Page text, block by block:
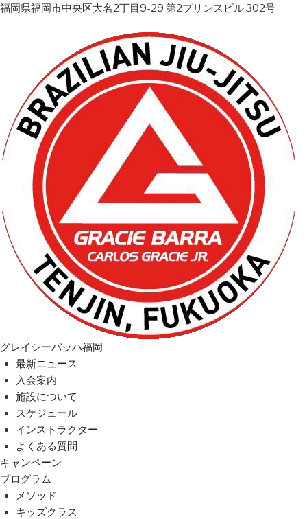
福岡県福岡市中央区大名2丁目9-29 第2プリンスビル 302号
グレイシーバッハ福岡
最新ニュース
入会案内
施設について
スケジュール
インストラクター
よくある質問
キャンペーン
プログラム
メソッド
キッズクラス